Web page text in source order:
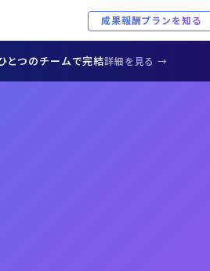
とつのチームで完結詳細を見る →
成果報酬プランを知る